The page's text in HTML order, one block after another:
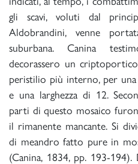
gli scavi, voluti dal
Aldobrandini, venne
suburbana. Canina
decorassero un
peristilio più interno, per
e una larghezza di 12.
parti di questo mosaico
il rimanente mancante. Si
di meandro fatto pure in
(Canina, 1834, pp. 193-194).